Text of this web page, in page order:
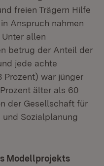
freien Trägern Hilfe
Anspruch nahmen
allen
betrug der Anteil der
jede achte
Prozent) war jünger
älter als 60
der Gesellschaft für
Sozialplanung
Modellprojekts